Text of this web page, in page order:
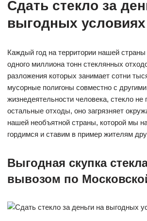
Сдать стекло за
выгодных условиях
Каждый год на территории нашей
одного миллиона тонн стеклянных
разложения которых занимает сотни
мусорные полигоны совместно с
жизнедеятельности человека, стекло не
остальные отходы, оно загрязняет
нашей необъятной страны, которой мы
гордимся и ставим в пример жителям
Выгодная скупка
вывозом по